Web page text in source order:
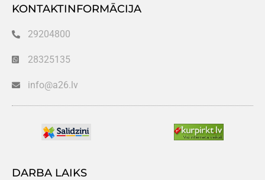
KONTAKTINFORMĀCIJA
29204800
28325135
info@a26.lv
DARBA LAIKS